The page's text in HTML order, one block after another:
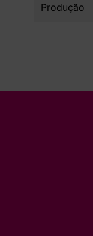
Produção